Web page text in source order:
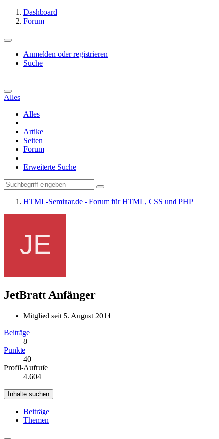
Dashboard
Forum
Anmelden oder registrieren
Suche
Alles
Alles
Artikel
Seiten
Forum
Erweiterte Suche
HTML-Seminar.de - Forum für HTML, CSS und PHP
JetBratt Anfänger
Mitglied seit 5. August 2014
Beiträge
8
Punkte
40
Profil-Aufrufe
4.604
Inhalte suchen
Beiträge
Themen